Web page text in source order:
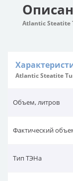
Atlantic Steatite
Atlantic Steatite
Объем, литров
Фактический
Тип ТЭНа